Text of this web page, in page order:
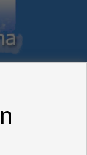
Marbella